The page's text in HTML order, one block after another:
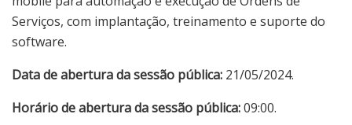
Serviços, com implantação, treinamento e suporte do
software.
Data de abertura da sessão pública: 21/05/2024.
Horário de abertura da sessão pública:09:00.